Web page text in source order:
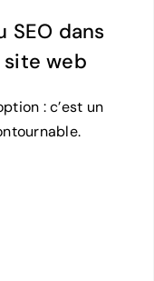
SEO dans
site web
: c’est un